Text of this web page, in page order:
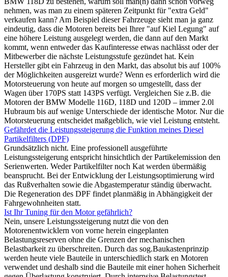
nehmen, was man zu einem späteren Zeitpunkt für "extra Geld"
verkaufen kann? Am Beispiel dieser Fahrzeuge sieht man ja ganz
eindeutig, dass die Motoren bereits bei Ihrer "auf Kiel Legung" auf
eine höhere Leistung ausgelegt werden, die dann auf den Markt
kommt, wenn entweder das Kaufinteresse etwas nachlässt oder der
Mitbewerber die nächste Leistungsstufe gezündet hat. Kein
Hersteller gibt ein Fahrzeug in den Markt, das absolut bis auf 100%
der Möglichkeiten ausgereizt wurde? Wenn es erforderlich wird die
Motorsteuerung von heute auf morgen so umgestellt, dass der
Wagen über 170PS statt 143PS verfügt. Vergleichen Sie z.B. die
Motoren der BMW Modelle 116D, 118D und 120D – immer 2.0l
Hubraum bis auf wenige Unterschiede der identische Motor. Nur die
Motorsteuerung entscheidet maßgeblich, wie viel Leistung entsteht.
Gefährdet die Leistungssteigerung die Funktion meines Diesel
Partikelfilters (DPF)
Grundsätzlich nicht. Eine professionell ausgeführte
Leistungssteigerung entspricht hinsichtlich der Partikelemission den
Serienwerten. Weder Partikelfilter noch Kat werden übermäßig
beansprucht. Bei der Entwicklung der Leistungsoptimierung wird
das Rußverhalten sowie die Abgastemperatur ständig überwacht.
Die Regeneration des DPF findet planmäßig in Abhängigkeit der
Fahrgewohnheiten statt.
Ist Ihr Tuning für den Motor gefährlich?
Nein, unsere Leistungssteigerung nutzt die von den
Motorenentwicklern von vorne herein eingeplanten
Belastungsreserven ohne die Grenzen der mechanischen
Belastbarkeit zu überschreiten. Durch das sog.Baukastenprinzip
werden heute viele Bauteile in unterschiedlich stark en Motoren
verwendet und deshalb sind die Bauteile mit einer hohen Sicherheit